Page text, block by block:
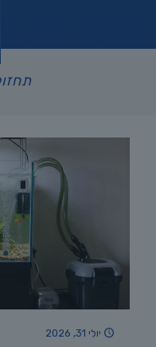
יולי 31, 2026